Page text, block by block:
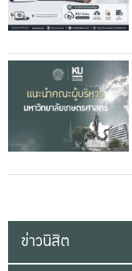
ข่าวนิสิต